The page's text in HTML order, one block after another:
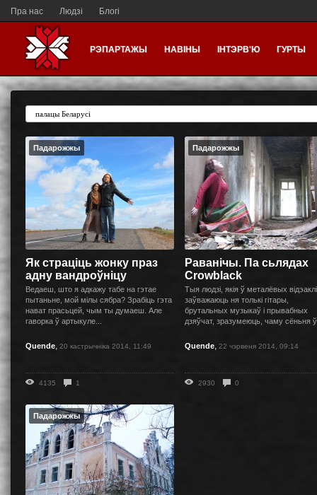
Пра нас Людзі Блогі
РЭПАРТАЖЫ НАВІНЫ ІНТЭРВ'Ю ГУРТЫ
Падарожжы
Як страціць жонку праз
адну вандроўніцу
Ведаеш, што я адкажу табе на гэтае
пытаньне, мой мілы сябра? Зрабіць гэта
нават прасьцей, чым ты думаеш. Але
гаворка ў артыкуле...
Quende, 20 кастрычніка 2014, 11:49
4135 1
Падарожжы
Раванічы. Па сьлядах
Crowblack
Тыя людзі, якія ў металёвых
заўважаюць ня толькі гітары,
брутальных музыкаў і прывабных
дзяўчат, зразумеюць, чаму сёньня
Quende, 22 чэрвеня 2014, 09:14
2930 0
Падарожжы